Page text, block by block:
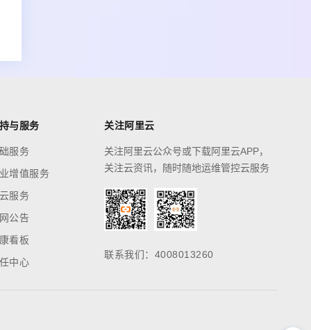
与服务
服务
增值服务
服务
公告
看板
中心
关注阿里云
关注阿里云公众号或下载阿里云APP，
关注云资讯，随时随地运维管控云服务
联系我们：4008013260